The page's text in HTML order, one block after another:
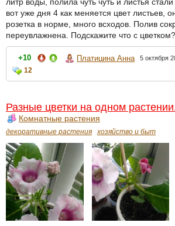
литр воды, полила чуть чуть и листья
вот уже дня 4 как меняется цвет листьев,
розетка в норме, много всходов. Полив
переувлажнена. Подскажите что с цветком?
+10 Платицина Анна 5 октября
12
Разные цветки на одном
Комнатные растения
декоративные растения хозяйство и быт